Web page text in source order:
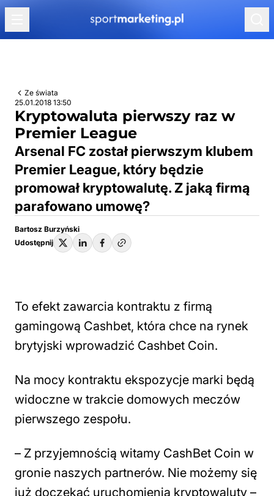
Przejdź do treści
Ze świata
25.01.2018 13:50
Kryptowaluta pierwszy raz w
Premier League
Arsenal FC został pierwszym klubem
Premier League, który będzie
promował kryptowalutę. Z jaką firmą
parafowano umowę?
Bartosz Burzyński
Udostępnij
To efekt zawarcia kontraktu z firmą
gamingową Cashbet, która chce na rynek
brytyjski wprowadzić Cashbet Coin.
Na mocy kontraktu ekspozycje marki będą
widoczne w trakcie domowych meczów
pierwszego zespołu.
– Z przyjemnością witamy CashBet Coin w
gronie naszych partnerów. Nie możemy się
już doczekać uruchomienia kryptowaluty –